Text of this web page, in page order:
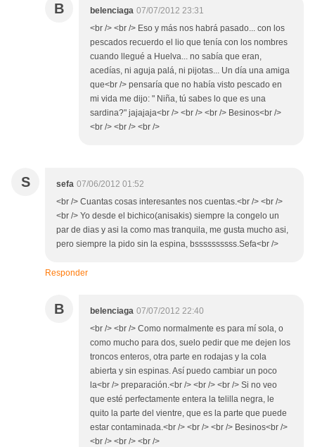
B belenciaga 07/07/2012 23:31
<br /> <br /> Eso y más nos habrá pasado... con los
pescados recuerdo el lio que tenía con los nombres
cuando llegué a Huelva... no sabía que eran,
acedías, ni aguja palá, ni pijotas... Un día una amiga
que<br /> pensaría que no había visto pescado en
mi vida me dijo: " Niña, tú sabes lo que es una
sardina?" jajajaja<br /> <br /> <br /> Besinos<br />
<br /> <br /> <br />
S sefa 07/06/2012 01:52
<br /> Cuantas cosas interesantes nos cuentas.<br /> <br />
<br /> Yo desde el bichico(anisakis) siempre la congelo un
par de dias y asi la como mas tranquila, me gusta mucho asi,
pero siempre la pido sin la espina, bssssssssss.Sefa<br />
Responder
B belenciaga 07/07/2012 22:40
<br /> <br /> Como normalmente es para mí sola, o
como mucho para dos, suelo pedir que me dejen los
troncos enteros, otra parte en rodajas y la cola
abierta y sin espinas. Así puedo cambiar un poco
la<br /> preparación.<br /> <br /> <br /> Si no veo
que esté perfectamente entera la telilla negra, le
quito la parte del vientre, que es la parte que puede
estar contaminada.<br /> <br /> <br /> Besinos<br />
<br /> <br /> <br />